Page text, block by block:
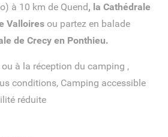
à 10 km de Quend, la Cathédrale
Valloires ou partez en balade
de Crecy en Ponthieu.
ou à la réception du camping ,
conditions, Camping accessible
réduite